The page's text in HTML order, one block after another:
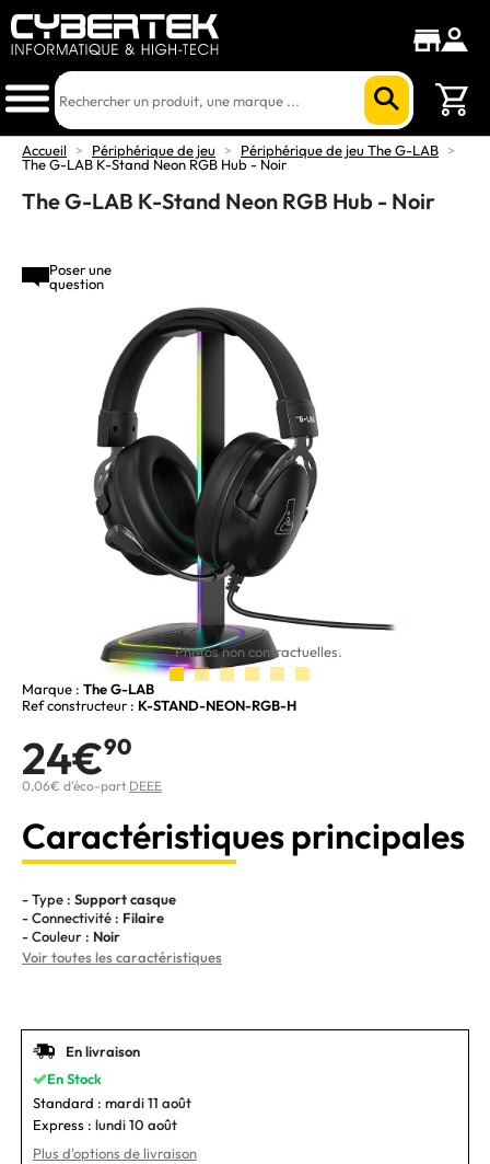
Accueil > Périphérique de jeu > Périphérique de jeu The G-LAB >
The G-LAB K-Stand Neon RGB Hub - Noir
The G-LAB K-Stand Neon RGB Hub - Noir
Poser une
question
Photos non contractuelles.
Marque : The G-LAB
Ref constructeur : K-STAND-NEON-RGB-H
24€90
0,06€ d'éco-part DEEE
Caractéristiques principales
- Type : Support casque
- Connectivité : Filaire
- Couleur : Noir
Voir toutes les caractéristiques
En livraison
En Stock
Standard : mardi 11 août
Express : lundi 10 août
Plus d'options de livraison